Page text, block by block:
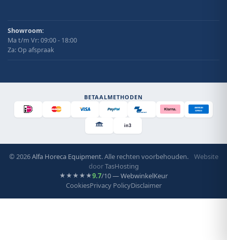
Showroom:
Ma t/m Vr: 09:00 - 18:00
Za: Op afspraak
BETAALMETHODEN
Bancontact
Klarna.
AMERICAN
EXPRESS
in3
© 2026Alfa Horeca Equipment. Alle rechten voorbehouden.
Website
doorTasHosting
★★★★★9.7/10 — WebwinkelKeur
CookiesPrivacy PolicyDisclaimer